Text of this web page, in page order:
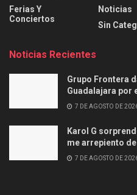
Ferias Y
Conciertos
Noticias
Sin
Noticias Recientes
Grupo Frontera
Guadalajara por
7 DE AGOSTO DE
Karol G
me arrepiento
7 DE AGOSTO DE